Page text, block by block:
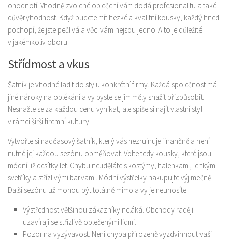
ohodnotí. Vhodně zvolené oblečení vám dodá profesionalitu a také
důvěryhodnost. Když budete mít hezké a kvalitní kousky, každý hned
pochopí, že jste pečlivá a věci vám nejsou jedno. A to je důležité
v jakémkoliv oboru.
Střídmost a vkus
Šatník je vhodné ladit do stylu konkrétní firmy. Každá společnost má
jiné nároky na oblékání a vy byste se jim měly snažit přizpůsobit.
Nesnažte se za každou cenu vynikat, ale spíše si najít vlastní styl
v rámci širší firemní kultury.
Vytvořte si nadčasový šatník, který vás nezruinuje finančně a není
nutné jej každou sezónu obměňovat. Volte tedy kousky, které jsou
módní již desítky let. Chybu neuděláte s kostýmy, halenkami, lehkými
svetříky a střízlivými barvami. Módní výstřelky nakupujte výjimečně.
Další sezónu už mohou být totálně mimo a vy je neunosíte.
Výstřednost většinou zákazníky neláká. Obchody raději
uzavírají se střízlivě oblečenými lidmi.
Pozor na vyzývavost. Není chyba přirozeně vyzdvihnout vaši